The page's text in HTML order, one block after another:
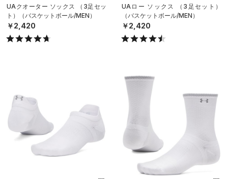
UAクオーター ソックス （3足セッ
ト）（バスケットボール/MEN）
￥2,420
UAロー ソックス （3足セット）
（バスケットボール/MEN）
￥2,420